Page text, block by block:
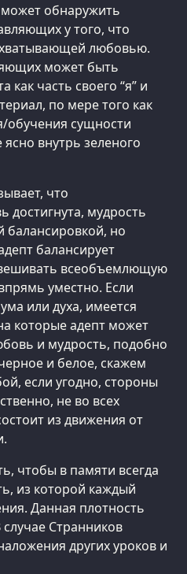
обнаружить
у того, что
любовью.
может быть
часть своего “я” и
по мере того как
обучения сущности
ясно внутрь зеленого
что
мудрость
балансировкой, но
балансирует
всеобъемлющую
уместно. Если
или духа, имеется
которые адепт может
и мудрость, подобно
и белое, скажем
если угодно, стороны
не во всех
из движения от
чтобы в памяти всегда
из которой каждый
Данная плотность
Странников
других уроков и